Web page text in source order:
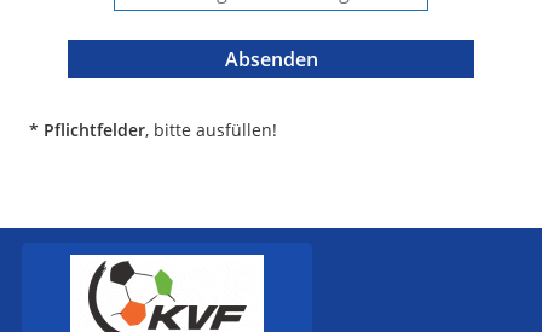
* Pflichtfelder, bitte ausfüllen!